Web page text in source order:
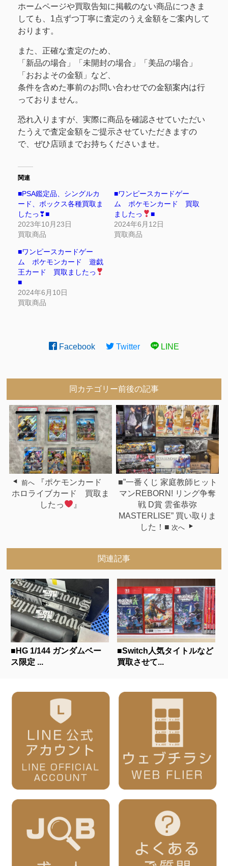
ホームページや買取告知に掲載のない商品につきま
しても、1点ずつ丁寧に査定のうえ金額をご案内して
おります。
また、正確な査定のため、
「新品の場合」「未開封の場合」「美品の場合」
「おおよその金額」など、
条件を含めた事前のお問い合わせでの金額案内は行
っておりません。
恐れ入りますが、実際に商品を確認させていただい
たうえで査定金額をご提示させていただきますの
で、ぜひ店頭までお持ちくださいませ。
関連
■PSA鑑定品、シングルカ
ード、ボックス各種買取ま
したっ❣■
2023年10月23日
買取商品
■ワンピースカードゲー
ム ポケモンカード 買取
ましたっ
■
2024年6月12日
買取商品
■ワンピースカードゲー
ム ポケモンカード 遊戯
王カード 買取ましたっ
■
2024年6月10日
買取商品
Facebook Twitter LINE
同カテゴリー前後の記事
前へ
『ポケモンカード
ホロライブカード 買取ま
したっ
』
■”一番くじ 家庭教師ヒット
マンREBORN! リング争奪
戦 D賞 雲雀恭弥
MASTERLISE” 買い取りま
した！■ 次へ
関連記事
■HG 1/144 ガンダムベー
ス限定 ...
■Switch人気タイトルなど
買取させて...